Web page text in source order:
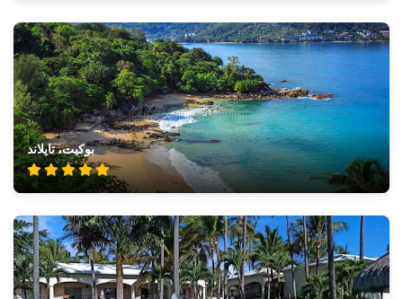
بوكيت، تايلاند